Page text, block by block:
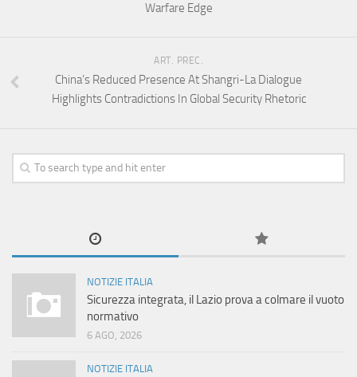
Warfare Edge
ART. PREC.
China’s Reduced Presence At Shangri-La Dialogue
Highlights Contradictions In Global Security Rhetoric
NOTIZIE ITALIA
Sicurezza integrata, il Lazio prova a colmare il vuoto
normativo
6 AGO, 2026
NOTIZIE ITALIA